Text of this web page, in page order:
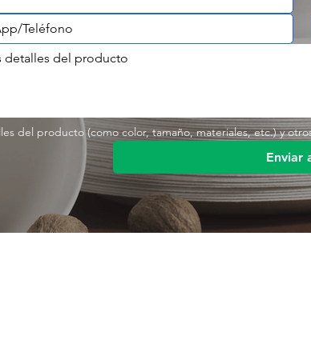
del producto (como color, tamaño, materiales, etc.) y
Enviar